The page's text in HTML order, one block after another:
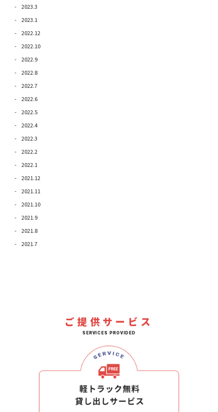
2023.3
2023.1
2022.12
2022.10
2022.9
2022.8
2022.7
2022.6
2022.5
2022.4
2022.3
2022.2
2022.1
2021.12
2021.11
2021.10
2021.9
2021.8
2021.7
ご提供サービス